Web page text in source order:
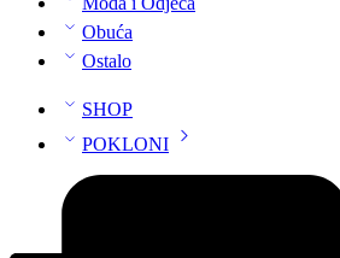
Obuća
Ostalo
SHOP
POKLONI